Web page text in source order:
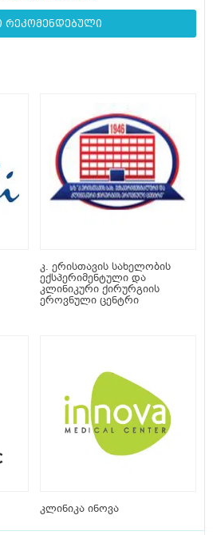
რეკომენდებული
კ. ერისთავის სახელობის
ექსპერიმენტული და
კლინიკური ქირურგიის
ეროვნული ცენტრი
კლინიკა ინოვა